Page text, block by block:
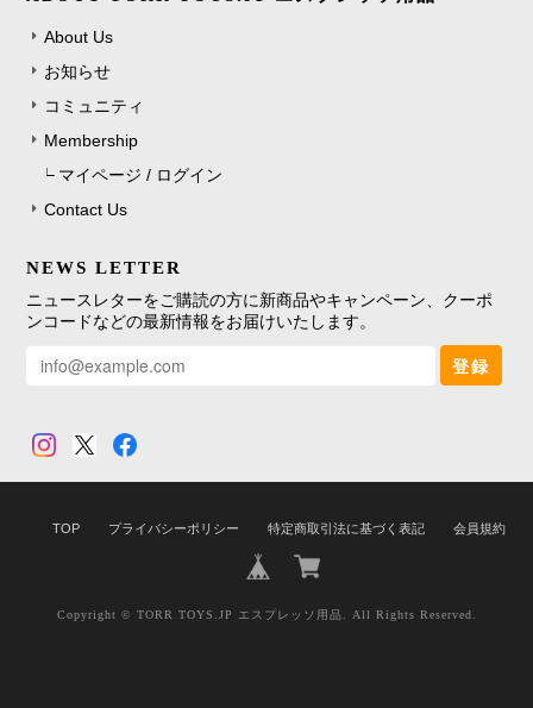
About Us
お知らせ
コミュニティ
Membership
マイページ / ログイン
Contact Us
NEWS LETTER
ニュースレターをご購読の方に新商品やキャンペーン、クーポ
ンコードなどの最新情報をお届けいたします。
登録
TOP プライバシーポリシー 特定商取引法に基づく表記 会員規約
Copyright © TORR TOYS.JP エスプレッソ用品. All Rights Reserved.